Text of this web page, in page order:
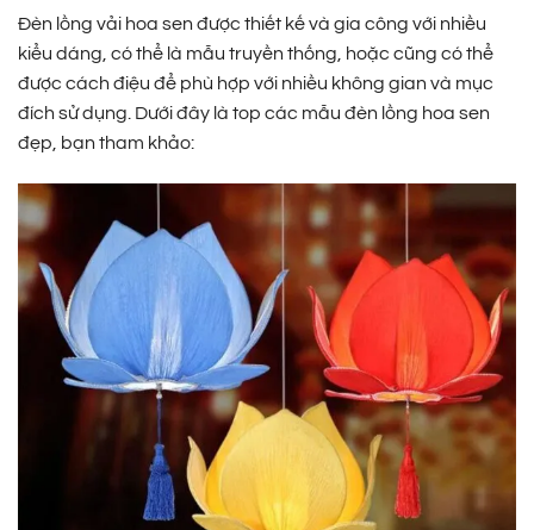
Đèn lồng vải hoa sen được thiết kế và gia công với nhiều
kiểu dáng, có thể là mẫu truyền thống, hoặc cũng có thể
được cách điệu để phù hợp với nhiều không gian và mục
đích sử dụng. Dưới đây là top các mẫu đèn lồng hoa sen
đẹp, bạn tham khảo: